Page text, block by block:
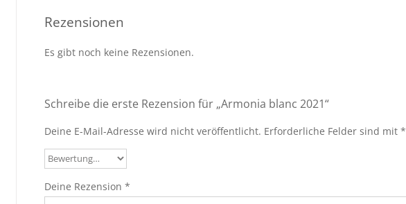
Rezensionen
Es gibt noch keine Rezensionen.
Schreibe die erste Rezension für „Armonia blanc 2021“
Deine E-Mail-Adresse wird nicht veröffentlicht. Erforderliche Felder sind mit*
Deine Rezension*